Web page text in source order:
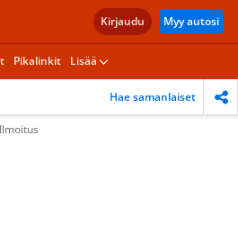
Kirjaudu Myy autosi
Pikalinkit Lisää
Hae samanlaiset
Ilmoitus